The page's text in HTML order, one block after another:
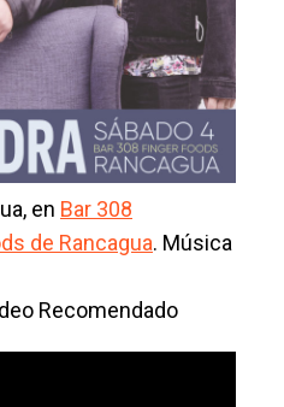
en Bar 308
de Rancagua. Música
Recomendado